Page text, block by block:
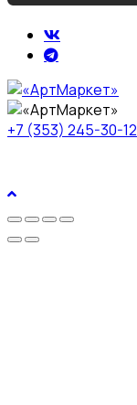
+7 (353) 245-30-12